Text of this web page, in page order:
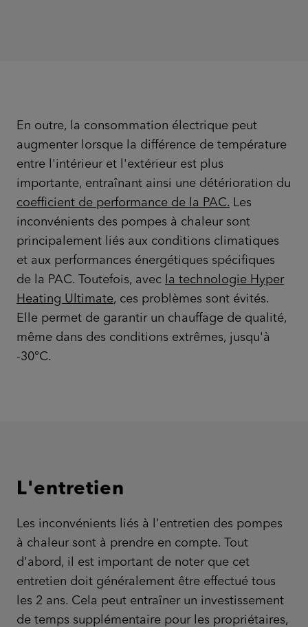
En outre, la consommation électrique peut
augmenter lorsque la différence de température
entre l'intérieur et l'extérieur est plus
importante, entraînant ainsi une détérioration du
coefficient de performance de la PAC. Les
inconvénients des pompes à chaleur sont
principalement liés aux conditions climatiques
et aux performances énergétiques spécifiques
de la PAC. Toutefois, avec
la technologie Hyper
Heating Ultimate, ces problèmes sont évités.
Elle permet de garantir un chauffage de qualité,
même dans des conditions extrêmes, jusqu'à
-30°C.
L'entretien
Les inconvénients liés à l'entretien des pompes
à chaleur sont à prendre en compte. Tout
d'abord, il est important de noter que cet
entretien doit généralement être effectué tous
les 2 ans. Cela peut entraîner un investissement
de temps supplémentaire pour les propriétaires,